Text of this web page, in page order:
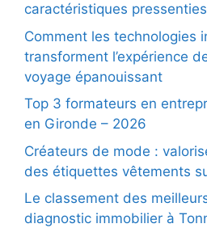
caractéristiques
Comment les technologies
transforment l’expérience
voyage épanouissant
Top 3 formateurs en
en Gironde – 2026
Créateurs de mode :
des étiquettes vêtements
Le classement des
diagnostic immobilier à